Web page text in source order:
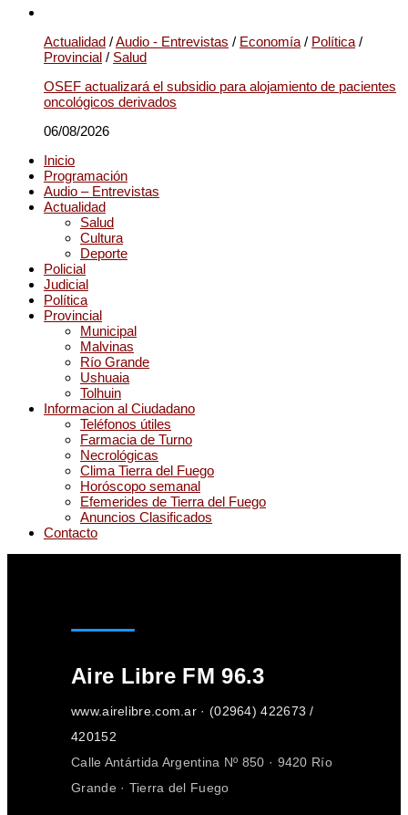
Actualidad /Audio - Entrevistas / Economía / Política /
Provincial / Salud
OSEF actualizará el subsidio para alojamiento de pacientes
oncológicos derivados
06/08/2026
Inicio
Programación
Audio – Entrevistas
Actualidad
Salud
Cultura
Deporte
Policial
Judicial
Política
Provincial
Municipal
Malvinas
Río Grande
Ushuaia
Tolhuin
Informacion al Ciudadano
Teléfonos útiles
Farmacia de Turno
Necrológicas
Clima Tierra del Fuego
Horóscopo semanal
Efemerides de Tierra del Fuego
Anuncios Clasificados
Contacto
Aire Libre FM 96.3
www.airelibre.com.ar · (02964) 422673 /
420152
Calle Antártida Argentina Nº 850 · 9420 Río
Grande · Tierra del Fuego